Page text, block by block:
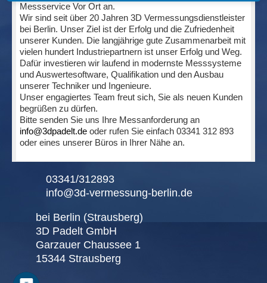
Messservice Vor Ort an.
Wir sind seit über 20 Jahren 3D Vermessungsdienstleister
bei Berlin. Unser Ziel ist der Erfolg und die Zufriedenheit
unserer Kunden. Die langjährige gute Zusammenarbeit mit
vielen hundert Industriepartnern ist unser Erfolg und Weg.
Dafür investieren wir laufend in modernste Messsysteme
und Auswertesoftware, Qualifikation und den Ausbau
unserer Techniker und Ingenieure.
Unser engagiertes Team freut sich, Sie als neuen Kunden
begrüßen zu dürfen.
Bitte senden Sie uns Ihre Messanforderung an
info@3dpadelt.deoder rufen Sie einfach 03341 312 893
oder eines unserer Büros in Ihrer Nähe an.
03341/312893
info@3d-vermessung-berlin.de
bei Berlin (Strausberg)
3D Padelt GmbH
Garzauer Chaussee 1
15344 Strausberg